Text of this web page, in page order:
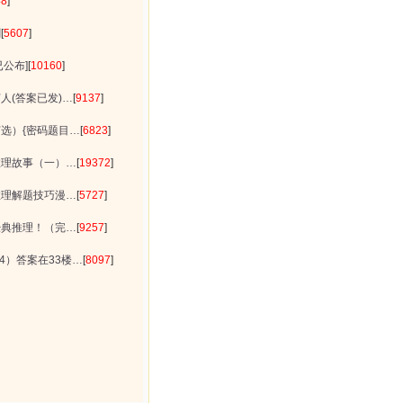
[5607]
公布] [10160]
(答案已发)… [9137]
）{密码题目… [6823]
故事（一）… [19372]
理解题技巧漫… [5727]
典推理！（完… [9257]
）答案在33楼… [8097]